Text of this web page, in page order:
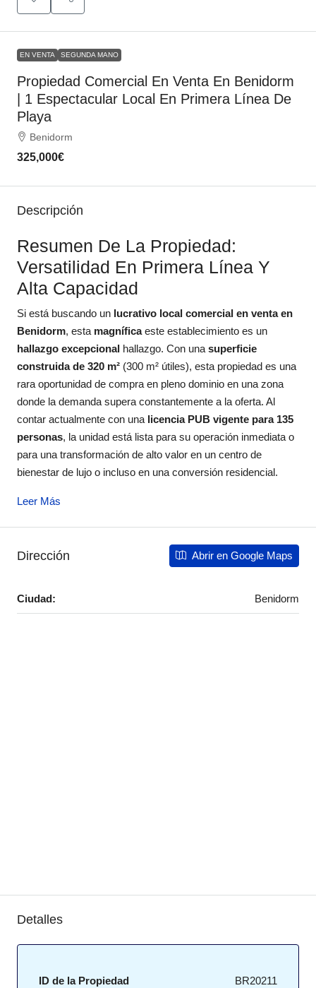
EN VENTA SEGUNDA MANO
Propiedad Comercial En Venta En Benidorm
| 1 Espectacular Local En Primera Línea De
Playa
Benidorm
325,000€
Descripción
Resumen De La Propiedad:
Versatilidad En Primera Línea Y
Alta Capacidad
Si está buscando un lucrativo local comercial en venta en
Benidorm, esta magníficaeste establecimiento es un
hallazgo excepcional hallazgo. Con una superficie
construida de 320 m² (300 m² útiles), esta propiedad es una
rara oportunidad de compra en pleno dominio en una zona
donde la demanda supera constantemente a la oferta. Al
contar actualmente con una licencia PUB vigente para 135
personas, la unidad está lista para su operación inmediata o
para una transformación de alto valor en un centro de
bienestar de lujo o incluso en una conversión residencial.
Leer Más
Dirección Abrir en Google Maps
Ciudad: Benidorm
Detalles
ID de la Propiedad BR20211